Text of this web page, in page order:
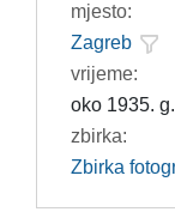
mjesto:
Zagreb
vrijeme:
oko 1935. g.
zbirka:
Zbirka